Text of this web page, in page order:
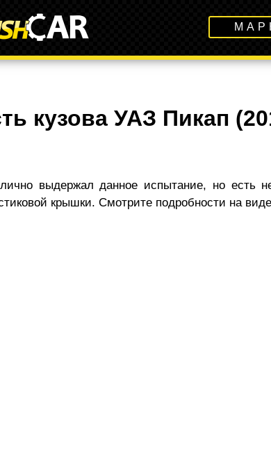
кузова УАЗ Пикап
выдержал данное испытание, но есть
крышки. Смотрите подробности на